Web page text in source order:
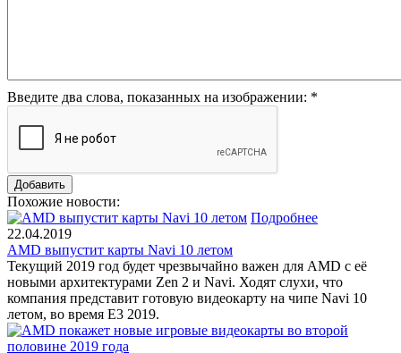
Введите два слова, показанных на изображении: *
Похожие новости:
Подробнее
22.04.2019
AMD выпустит карты Navi 10 летом
Текущий 2019 год будет чрезвычайно важен для AMD с её
новыми архитектурами Zen 2 и Navi. Ходят слухи, что
компания представит готовую видеокарту на чипе Navi 10
летом, во время E3 2019.